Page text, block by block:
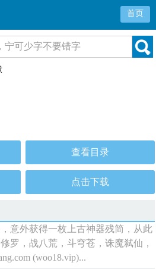
首页
查看目录
点击下载
意外获得一枚上古神器残简，从此
罗，战八荒，斗穹苍，诛魔弑仙，
(woo18.vip)...